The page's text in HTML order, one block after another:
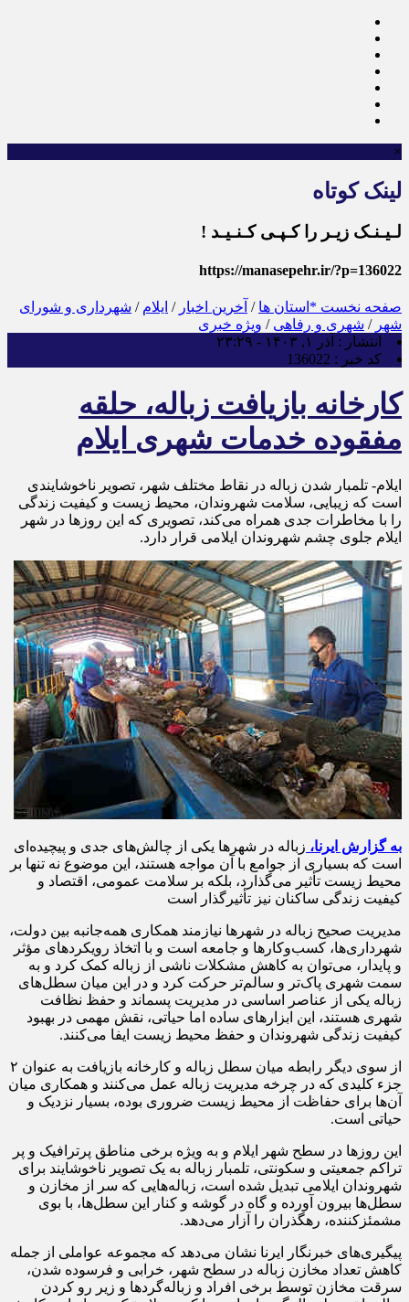
×
لینک کوتاه
لـیـنـک زیـر را کـپـی کـنـیـد !
https://manasepehr.ir/?p=136022
صفحه نخست *استان ها / آخرین اخبار / ایلام / شهرداری و شورای
شهر / شهری و رفاهی / ویژه خبری
انتشار : آذر ۱, ۱۴۰۳ - ۲۳:۲۹
کد خبر : 136022
کارخانه بازیافت زباله، حلقه
مفقوده خدمات شهری ایلام
ایلام- تلمبار شدن زباله در نقاط مختلف شهر، تصویر ناخوشایندی
است که زیبایی، سلامت شهروندان، محیط زیست و کیفیت زندگی
را با مخاطرات جدی همراه می‌کند، تصویری که این روزها در شهر
ایلام جلوی چشم‌ شهروندان ایلامی قرار دارد.
به گزارش ایرنا، زباله در شهرها یکی از چالش‌های جدی و پیچیده‌ای
است که بسیاری از جوامع با آن مواجه هستند، این موضوع نه تنها بر
محیط زیست تأثیر می‌گذارد، بلکه بر سلامت عمومی، اقتصاد و
کیفیت زندگی ساکنان نیز تأثیرگذار است
مدیریت صحیح زباله در شهرها نیازمند همکاری همه‌جانبه بین دولت،
شهرداری‌ها، کسب‌وکارها و جامعه است و با اتخاذ رویکردهای مؤثر
و پایدار، می‌توان به کاهش مشکلات ناشی از زباله کمک کرد و به
سمت شهری پاک‌تر و سالم‌تر حرکت کرد و در این میان سطل‌های
زباله یکی از عناصر اساسی در مدیریت پسماند و حفظ نظافت
شهری هستند، این ابزارهای ساده اما حیاتی، نقش مهمی در بهبود
کیفیت زندگی شهروندان و حفظ محیط زیست ایفا می‌کنند.
از سوی دیگر رابطه میان سطل زباله و کارخانه بازیافت به عنوان ۲
جزء کلیدی که در چرخه مدیریت زباله عمل می‌کنند و همکاری میان
آن‌ها برای حفاظت از محیط زیست ضروری بوده، بسیار نزدیک و
حیاتی است.
این روزها در سطح شهر ایلام و به ویژه برخی مناطق پرترافیک و پر
تراکم جمعیتی و سکونتی، تلمبار زباله به یک تصویر ناخوشایند برای
شهروندان ایلامی تبدیل شده است، زباله‌هایی که سر از مخازن و
سطل‌ها بیرون آورده و گاه در گوشه و کنار این سطل‌ها، با بوی
مشمئزکننده، رهگذران را آزار می‌دهد.
پیگیری‌های خبرنگار ایرنا نشان می‌دهد که مجموعه عواملی از جمله
کاهش تعداد مخازن زباله در سطح شهر، خرابی و فرسوده شدن،
سرقت مخازن توسط برخی افراد و زباله‌گردها و زیر رو کردن